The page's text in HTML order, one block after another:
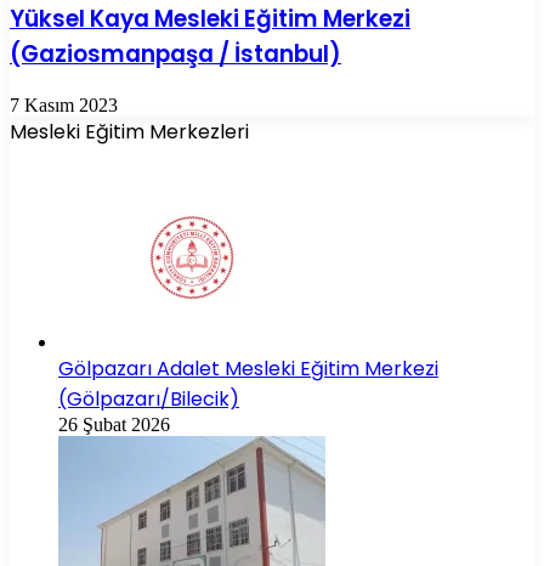
Yüksel Kaya Mesleki Eğitim Merkezi
(Gaziosmanpaşa / İstanbul)
7 Kasım 2023
Mesleki Eğitim Merkezleri
Gölpazarı Adalet Mesleki Eğitim Merkezi
(Gölpazarı/Bilecik)
26 Şubat 2026